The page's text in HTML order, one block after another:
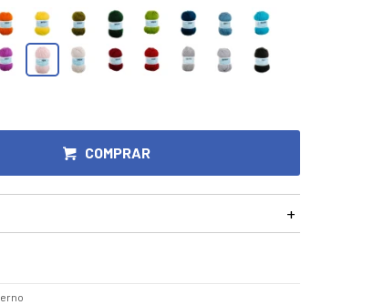
COMPRAR